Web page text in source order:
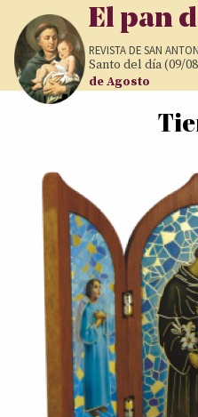
Pasar al contenido principal
El pan
REVISTA DESAN
Santo del día (09/
de Agosto